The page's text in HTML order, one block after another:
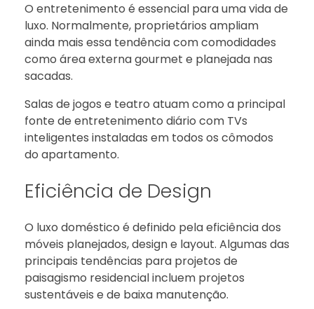
O entretenimento é essencial para uma vida de
luxo. Normalmente, proprietários ampliam
ainda mais essa tendência com comodidades
como área externa gourmet e planejada nas
sacadas.
Salas de jogos e teatro atuam como a principal
fonte de entretenimento diário com TVs
inteligentes instaladas em todos os cômodos
do apartamento.
Eficiência de Design
O luxo doméstico é definido pela eficiência dos
móveis planejados, design e layout. Algumas das
principais tendências para projetos de
paisagismo residencial incluem projetos
sustentáveis ​​e de baixa manutenção.